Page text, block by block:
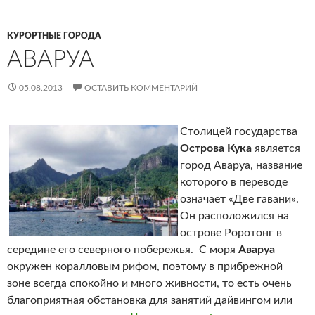
КУРОРТНЫЕ ГОРОДА
АВАРУА
05.08.2013 ОСТАВИТЬ КОММЕНТАРИЙ
Столицей государства
Острова Кука является
город Аваруа, название
которого в переводе
означает «Две гавани».
Он расположился на
острове Роротонг в
середине его северного побережья. С моря Аваруа
окружен коралловым рифом, поэтому в прибрежной
зоне всегда спокойно и много живности, то есть очень
благоприятная обстановка для занятий дайвингом или